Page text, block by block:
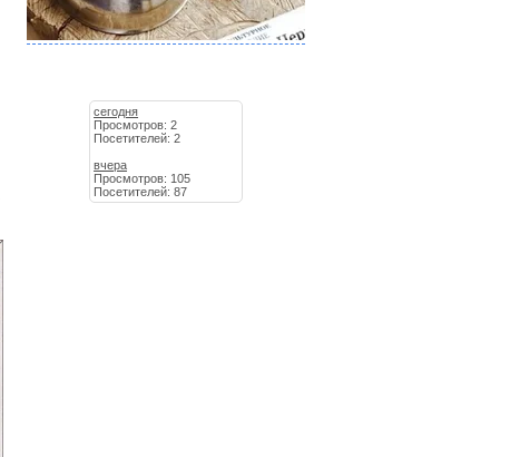
сегодня
Просмотров: 2
Посетителей: 2
вчера
Просмотров: 105
Посетителей: 87